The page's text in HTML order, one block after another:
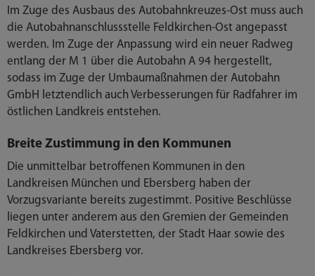
Im Zuge des Ausbaus des Autobahnkreuzes-Ost muss auch
die Autobahnanschlussstelle Feldkirchen-Ost angepasst
werden. Im Zuge der Anpassung wird ein neuer Radweg
entlang der M 1 über die Autobahn A 94 hergestellt,
sodass im Zuge der Umbaumaßnahmen der Autobahn
GmbH letztendlich auch Verbesserungen für Radfahrer im
östlichen Landkreis entstehen.
Breite Zustimmung in den Kommunen
Die unmittelbar betroffenen Kommunen in den
Landkreisen München und Ebersberg haben der
Vorzugsvariante bereits zugestimmt. Positive Beschlüsse
liegen unter anderem aus den Gremien der Gemeinden
Feldkirchen und Vaterstetten, der Stadt Haar sowie des
Landkreises Ebersberg vor.